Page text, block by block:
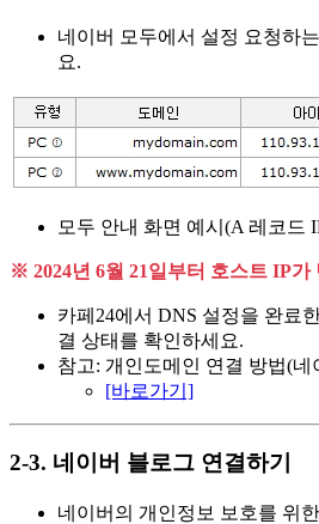
네이버 모두에서 설정 요청하
요.
모두 안내 화면 예시(A 레코드
※ 2024년 6월 21일부터 호스트 IP가
카페24에서 DNS 설정을 완료
결 상태를 확인하세요.
참고: 개인도메인 연결 방법(네
[바로가기]
2-3. 네이버 블로그 연결하기
네이버의 개인정보 보호를 위